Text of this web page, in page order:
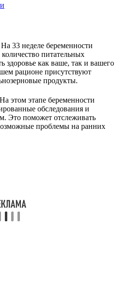
33 неделе беременности
питательных
здоровье как ваше, так и вашего
рационе присутствуют
продукты.
этом этапе беременности
обследования и
Это поможет отслеживать
проблемы на ранних